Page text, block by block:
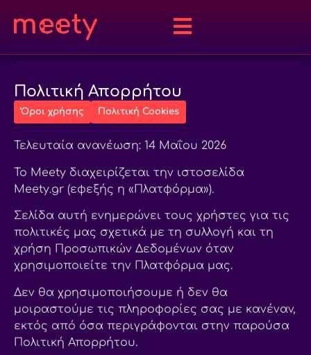
Πολιτική Απορρήτου
Όροι χρήσης Πολιτική Cookies
Τελευταία ανανέωση: 14 Μαΐου 2026
Το Meety διαχειρίζεται την ιστοσελίδα
Meety.gr (εφεξής η «Πλατφόρμα»).
Σελίδα αυτή ενημερώνει τους χρήστες για τις
πολιτικές μας σχετικά με τη συλλογή και τη
χρήση Προσωπικών Δεδομένων όταν
χρησιμοποιείτε την Πλατφόρμα μας.
Δεν θα χρησιμοποιήσουμε ή δεν θα
μοιραστούμε τις πληροφορίες σας με κανέναν,
εκτός από όσα περιγράφονται στην παρούσα
Πολιτική Απορρήτου.